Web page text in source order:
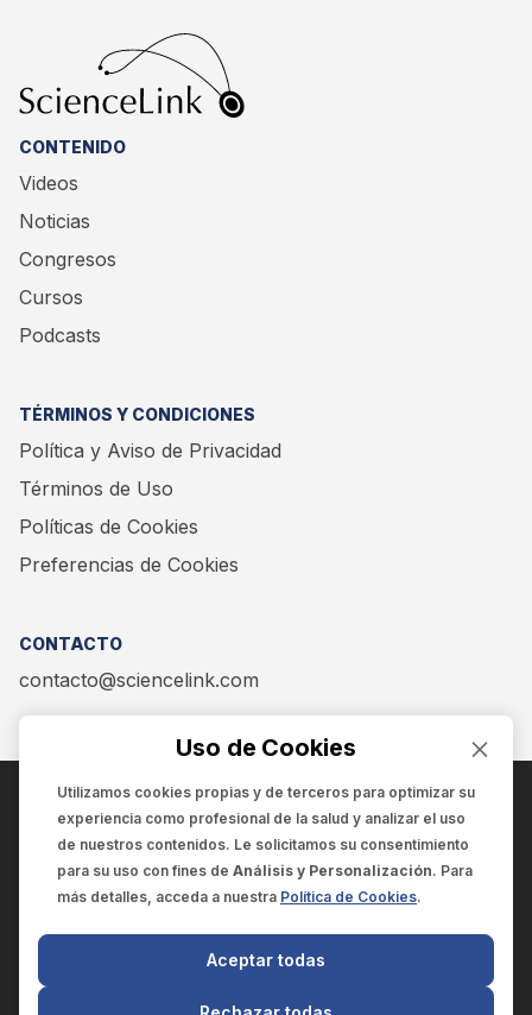
CONTENIDO
Videos
Noticias
Congresos
Cursos
Podcasts
TÉRMINOS Y CONDICIONES
Política y Aviso de Privacidad
Términos de Uso
Políticas de Cookies
Preferencias de Cookies
CONTACTO
contacto@sciencelink.com
ENCUÉNTRANOS EN:
SCIENCELINK
SCILINK COMUNICACIÓN CIENTÍFICA SC
Uso de Cookies
Utilizamos cookies propias y de terceros para optimizar su
experiencia como profesional de la salud y analizar el uso
de nuestros contenidos. Le solicitamos su consentimiento
para su uso con fines de Análisis y Personalización. Para
más detalles, acceda a nuestra Política de Cookies.
Aceptar todas